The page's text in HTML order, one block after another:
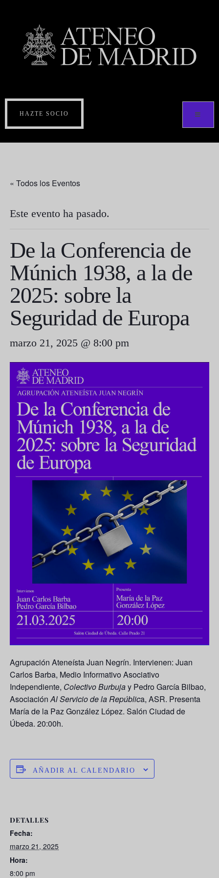
HAZTE SOCIO
« Todos los Eventos
Este evento ha pasado.
De la Conferencia de
Múnich 1938, a la de
2025: sobre la
Seguridad de Europa
marzo 21, 2025 @ 8:00 pm
Agrupación Ateneísta Juan Negrín. Intervienen: Juan
Carlos Barba, Medio Informativo Asociativo
Independiente, Colectivo Burbujay Pedro García Bilbao,
AsociaciónAl Servicio de la República, ASR. Presenta
María de la Paz González López. Salón Ciudad de
Úbeda. 20:00h.
AÑADIR AL CALENDARIO
DETALLES
Fecha:
marzo 21, 2025
Hora:
8:00 pm